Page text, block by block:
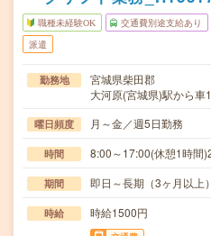
職種未経験OK 交通費別途支給あり
派遣
勤務地
宮城県柴田郡
大河原(宮城県)駅から車
曜日頻度 月～金／週5日勤務
時間 8:00～17:00(休憩1時間
期間 即日～長期（3ヶ月以
時給 時給1500円